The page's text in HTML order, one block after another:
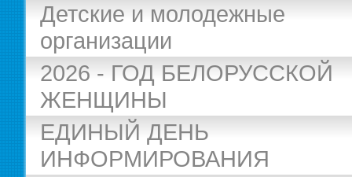
Детские и молодежные
организации
2026 - ГОД БЕЛОРУССКОЙ
ЖЕНЩИНЫ
ЕДИНЫЙ ДЕНЬ
ИНФОРМИРОВАНИЯ